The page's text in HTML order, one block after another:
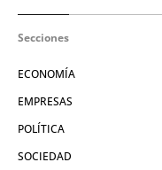
Secciones
ECONOMÍA
EMPRESAS
POLÍTICA
SOCIEDAD